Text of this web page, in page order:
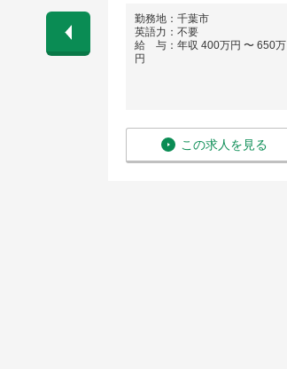
勤務地：千葉市
英語力：不要
給 与：年収 400万円 〜 650万
円
この求人を見る